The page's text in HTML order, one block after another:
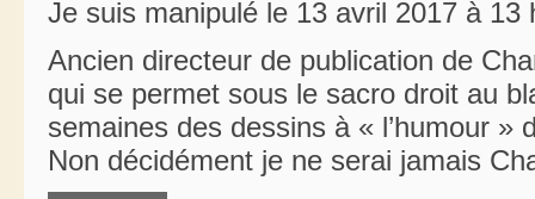
Je suis manipulé le 13 avril 2017 à 13
Ancien directeur de publication de
qui se permet sous le sacro droit au
semaines des dessins à « l’humour »
Non décidément je ne serai jamais